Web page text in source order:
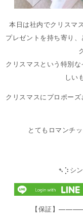
本日は社内でクリスマ
プレゼントを持ち寄り
クリスマスという特別
しい
クリスマスにプロポー
とてもロマンチ
➴⡱シン
【保証】